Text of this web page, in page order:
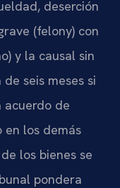
deserción
(felony) con
y la causal sin
seis meses si
acuerdo de
en los demás
los bienes se
pondera